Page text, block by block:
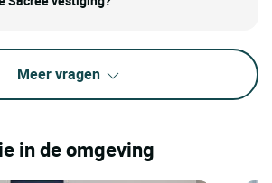
Meer vragen
in de omgeving